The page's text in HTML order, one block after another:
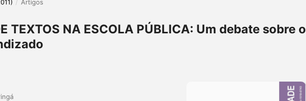
/ Artigos
TEXTOS NA ESCOLA PÚBLICA: Um debate sobre o